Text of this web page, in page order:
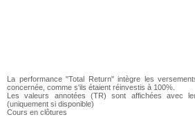
La performance "Total Return" intègre les
concernée, comme s'ils étaient réinvestis à 100%.
Les valeurs annotées (TR) sont affichées avec
(uniquement si disponible)
Cours en clôtures